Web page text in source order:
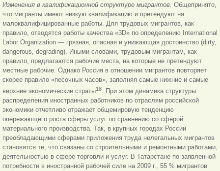
Изменения в квалификационной структуре мигрантов. Общепринято,
что мигранты имеют низкую квалификацию и претендуют на
малоквалифицированные работы. Для трудовых мигрантов, как
правило, отводятся работы качества «3D» по определению International
Labor Organization — грязная, опасная и унижающая достоинство (dirty,
dangerous, degrading). Иными словами, трудовым мигрантам, как
правило, предлагаются рабочие места, на которые не претендуют
местные рабочие. Однако Россия в отношении мигрантов повторяет
скорее правило «песочных часов», заполняя самые нижние и самые
верхние экономические страты18. При этом динамика структуры
распределения иностранных работников по отраслям российской
экономики отчетливо отражает общемировую тенденцию
опережающего роста сферы услуг по сравнению со сферой
материального производства. Так, в крупных городах России
преобладающими сферами приложения труда нелегальных мигрантов
становятся те, что связаны со строительными и ремонтными работами,
деятельностью в сфере торговли и услуг. В Татарстане по заявленной
потребности в иностранной рабочей силе на 2009 г., 55 % мигрантов